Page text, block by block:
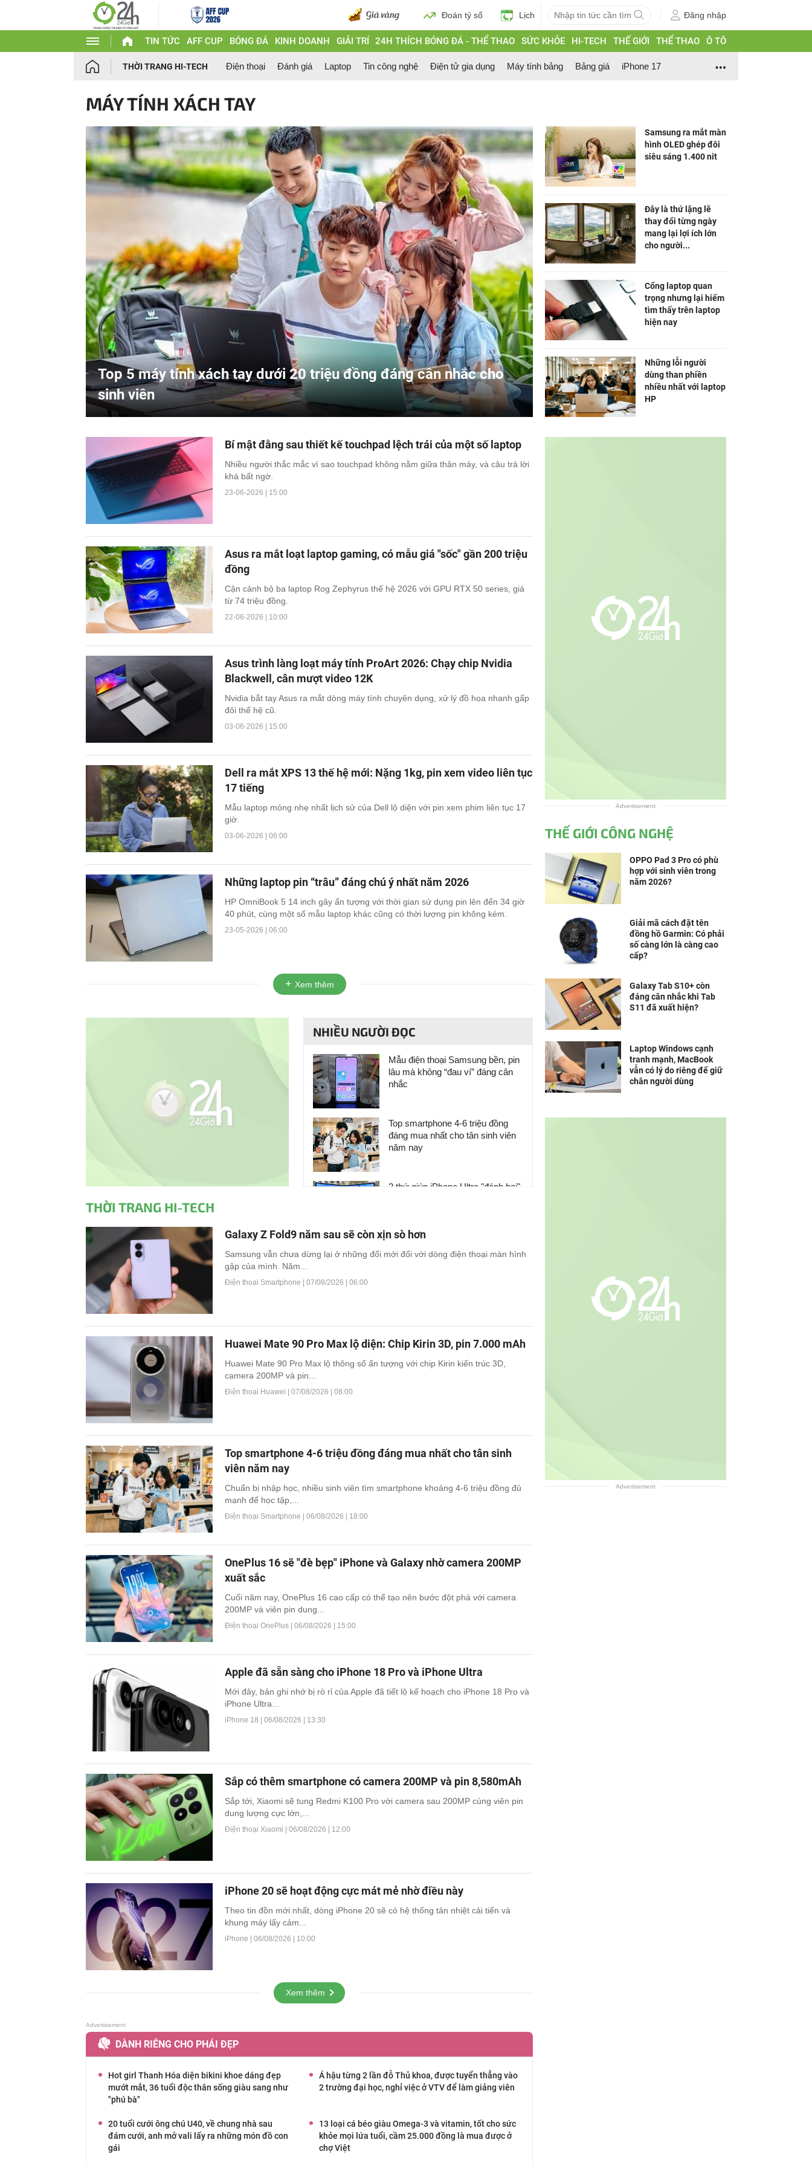
Đoán tỷ số Lịch Đăng nhập
TIN TỨC AFF CUP BÓNG ĐÁ KINH DOANH GIẢI TRÍ 24H THÍCH BÓNG ĐÁ - THỂ THAO SỨC KHỎE HI-TECH THẾ GIỚI THỂ THAO Ô TÔ
THỜI TRANG HI-TECH Điện thoại Đánh giá Laptop Tin công nghệ Điện tử gia dụng Máy tính bảng Bảng giá iPhone 17
MÁY TÍNH XÁCH TAY
Top 5 máy tính xách tay dưới 20 triệu đồng đáng cân nhắc cho
sinh viên
Samsung ra mắt màn
hình OLED ghép đôi
siêu sáng 1.400 nit
Đây là thứ lặng lẽ
thay đổi từng ngày
mang lại lợi ích lớn
cho người...
Cổng laptop quan
trọng nhưng lại hiếm
tìm thấy trên laptop
hiện nay
Những lỗi người
dùng than phiền
nhiều nhất với laptop
HP
Bí mật đằng sau thiết kế touchpad lệch trái của một số laptop
Nhiều người thắc mắc vì sao touchpad không nằm giữa thân máy, và câu trả lời
khá bất ngờ.
23-06-2026 | 15:00
Asus ra mắt loạt laptop gaming, có mẫu giá "sốc" gần 200 triệu
đồng
Cận cảnh bộ ba laptop Rog Zephyrus thế hệ 2026 với GPU RTX 50 series, giá
từ 74 triệu đồng.
22-06-2026 | 10:00
Asus trình làng loạt máy tính ProArt 2026: Chạy chip Nvidia
Blackwell, cân mượt video 12K
Nvidia bắt tay Asus ra mắt dòng máy tính chuyên dụng, xử lý đồ họa nhanh gấp
đôi thế hệ cũ.
03-06-2026 | 15:00
Dell ra mắt XPS 13 thế hệ mới: Nặng 1kg, pin xem video liên tục
17 tiếng
Mẫu laptop mỏng nhẹ nhất lịch sử của Dell lộ diện với pin xem phim liên tục 17
giờ.
03-06-2026 | 06:00
Những laptop pin “trâu” đáng chú ý nhất năm 2026
HP OmniBook 5 14 inch gây ấn tượng với thời gian sử dụng pin lên đến 34 giờ
40 phút, cùng một số mẫu laptop khác cũng có thời lượng pin không kém.
23-05-2026 | 06:00
Xem thêm
NHIỀU NGƯỜI ĐỌC
Mẫu điện thoại Samsung bền, pin
lâu mà không “đau ví” đáng cân
nhắc
Top smartphone 4-6 triệu đồng
đáng mua nhất cho tân sinh viên
năm nay
3 thứ giúp iPhone Ultra "đánh bại"
Sắp có thêm smartphone có
camera 200MP và pin 8,580mAh
THỜI TRANG HI-TECH
Galaxy Z Fold9 năm sau sẽ còn xịn sò hơn
Samsung vẫn chưa dừng lại ở những đổi mới đối với dòng điện thoại màn hình
gập của mình. Năm...
Điện thoại Smartphone | 07/08/2026 | 06:00
Huawei Mate 90 Pro Max lộ diện: Chip Kirin 3D, pin 7.000 mAh
Huawei Mate 90 Pro Max lộ thông số ấn tượng với chip Kirin kiến trúc 3D,
camera 200MP và pin...
Điện thoại Huawei | 07/08/2026 | 08:00
Top smartphone 4-6 triệu đồng đáng mua nhất cho tân sinh
viên năm nay
Chuẩn bị nhập học, nhiều sinh viên tìm smartphone khoảng 4-6 triệu đồng đủ
mạnh để học tập,...
Điện thoại Smartphone | 06/08/2026 | 18:00
OnePlus 16 sẽ "đè bẹp" iPhone và Galaxy nhờ camera 200MP
xuất sắc
Cuối năm nay, OnePlus 16 cao cấp có thể tạo nên bước đột phá với camera
200MP và viên pin dung...
Điện thoại OnePlus | 06/08/2026 | 15:00
Apple đã sẵn sàng cho iPhone 18 Pro và iPhone Ultra
Mới đây, bản ghi nhớ bị rò rỉ của Apple đã tiết lộ kế hoạch cho iPhone 18 Pro và
iPhone Ultra...
iPhone 18 | 06/08/2026 | 13:30
Sắp có thêm smartphone có camera 200MP và pin 8,580mAh
Sắp tới, Xiaomi sẽ tung Redmi K100 Pro với camera sau 200MP cùng viên pin
dung lượng cực lớn,...
Điện thoại Xiaomi | 06/08/2026 | 12:00
iPhone 20 sẽ hoạt động cực mát mẻ nhờ điều này
Theo tin đồn mới nhất, dòng iPhone 20 sẽ có hệ thống tản nhiệt cải tiến và
khung máy lấy cảm...
iPhone | 06/08/2026 | 10:00
Xem thêm
DÀNH RIÊNG CHO PHÁI ĐẸP
Hot girl Thanh Hóa diện bikini khoe dáng đẹp
mướt mắt, 36 tuổi độc thân sống giàu sang như
"phú bà"
Á hậu từng 2 lần đỗ Thủ khoa, được tuyển thẳng vào
2 trường đại học, nghỉ việc ở VTV để làm giảng viên
20 tuổi cưới ông chú U40, về chung nhà sau
đám cưới, anh mở vali lấy ra những món đồ con
gái
13 loại cá béo giàu Omega-3 và vitamin, tốt cho sức
khỏe mọi lứa tuổi, cầm 25.000 đồng là mua được ở
chợ Việt
Advertisement
THẾ GIỚI CÔNG NGHỆ
OPPO Pad 3 Pro có phù
hợp với sinh viên trong
năm 2026?
Giải mã cách đặt tên
đồng hồ Garmin: Có phải
số càng lớn là càng cao
cấp?
Galaxy Tab S10+ còn
đáng cân nhắc khi Tab
S11 đã xuất hiện?
Laptop Windows cạnh
tranh mạnh, MacBook
vẫn có lý do riêng để giữ
chân người dùng
Advertisement